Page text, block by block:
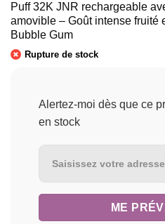
Puff 32K JNR rechargeable
amovible – Goût intense fruité
Bubble Gum
Rupture de stock
Alertez-moi dès que ce
en stock